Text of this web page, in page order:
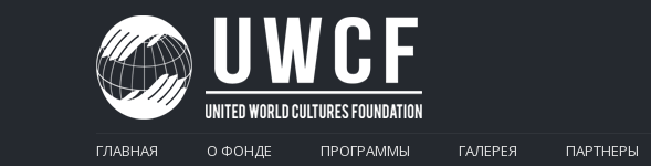
ГЛАВНАЯ О ФОНДЕ ПРОГРАММЫ ГАЛЕРЕЯ ПАРТНЕРЫ